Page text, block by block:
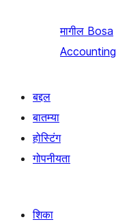
मागील Bosa
Accounting
बद्दल
बातम्या
होस्टिंग
गोपनीयता
शिका